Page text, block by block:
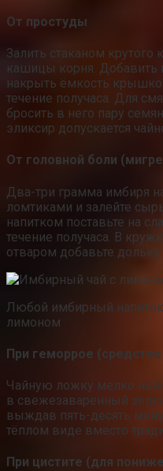
От простуды
Залить стаканом
кашицы корня. Добавить
накрыть ёмкость
течение получаса. Для
бросить в него пару
эликсир допускается
От головной боли
Два-три грамма имбиря
ломтиками и залейте
напитком поставьте на
течение получаса. В
отваром добавьте дольку
Любой имбирный напиток
лимоном
При геморрое
Чайную ложку мелко
в свежезаваренный
выждав пять-десять
тёплом виде вместо
При цистите (для